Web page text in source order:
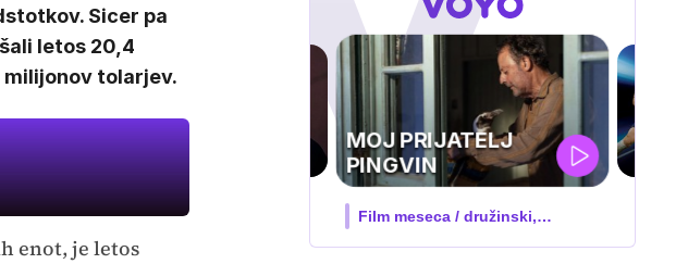
Sicer pa
letos 20,4
tolarjev.
enot, je letos
MOJ PRIJATELJ
PINGVIN
Film meseca / družinski,